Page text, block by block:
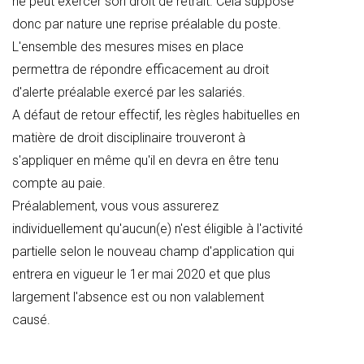
donc par nature une reprise préalable du poste.
L'ensemble des mesures mises en place
permettra de répondre efficacement au droit
d'alerte préalable exercé par les salariés.
A défaut de retour effectif, les règles habituelles en
matière de droit disciplinaire trouveront à
s'appliquer en même qu'il en devra en être tenu
compte au paie.
Préalablement, vous vous assurerez
individuellement qu'aucun(e) n'est éligible à l'activité
partielle selon le nouveau champ d'application qui
entrera en vigueur le 1er mai 2020 et que plus
largement l'absence est ou non valablement
causé.